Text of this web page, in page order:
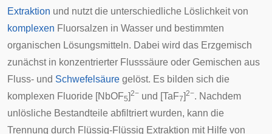
Extraktion und nutzt die unterschiedliche Löslichkeit von
komplexen Fluorsalzen in Wasser und bestimmten
organischen Lösungsmitteln. Dabei wird das Erzgemisch
zunächst in konzentrierter Flusssäure oder Gemischen aus
Fluss- und Schwefelsäure gelöst. Es bilden sich die
komplexen Fluoride [NbOF5]2− und [TaF7]2−. Nachdem
unlösliche Bestandteile abfiltriert wurden, kann die
Trennung durch Flüssig-Flüssig Extraktion mit Hilfe von